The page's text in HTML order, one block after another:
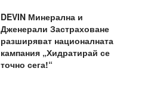
DEVIN Минерална и
Дженерали Застраховане
разширяват националната
кампания „Хидратирай се
точно сега!“